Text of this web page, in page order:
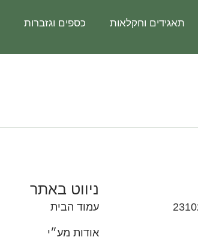
תאגידים וחקלאות כספים וגזברות
ניווט באתר
עמוד הבית
אודות מע״י